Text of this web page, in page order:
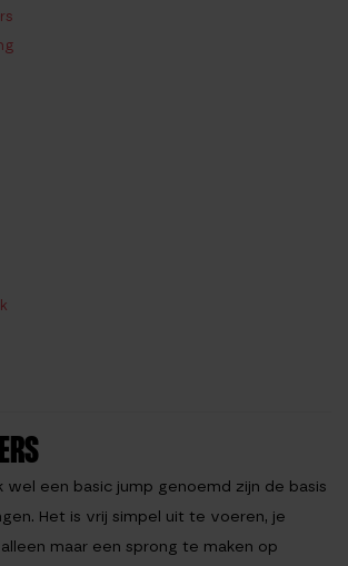
wel een basic jump genoemd zijn de basis
Het is vrij simpel uit te voeren, je
maar een sprong te maken op